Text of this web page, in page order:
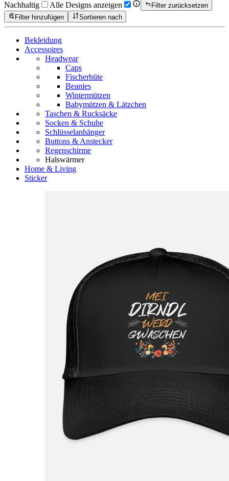
Nachhaltig Alle Designs anzeigen
Filter zurücksetzen
Filter hinzufügen
Sortieren nach
Bekleidung
Accessoires
Headwear
Caps
Fischerhüte
Beanies
Wintermützen
Babymützen & Lätzchen
Taschen & Rucksäcke
Socken & Schuhe
Schlüsselanhänger
Buttons & Anstecker
Regenschirme
Halswärmer
Home & Living
Sticker